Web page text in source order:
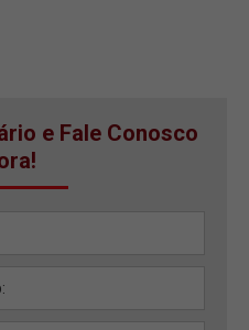
e Fale Conosco